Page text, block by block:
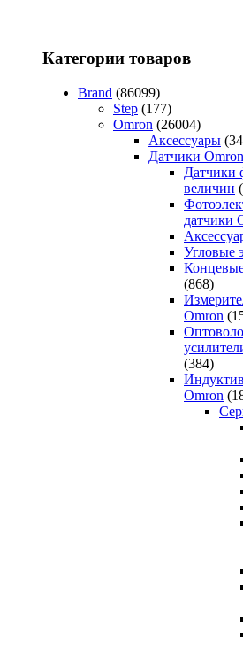
Категории товаров
Brand (86099)
Step (177)
Omron (26004)
Аксессуары
Датчики Omron
Датчики
величин
датчики
Угловые
(868)
Omron
(384)
Omron